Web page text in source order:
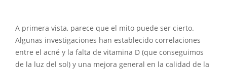
A primera vista, parece que el mito puede ser cierto.
Algunas investigaciones han establecido correlaciones
entre el acné y la falta de vitamina D (que conseguimos
de la luz del sol) y una mejora general en la calidad de la